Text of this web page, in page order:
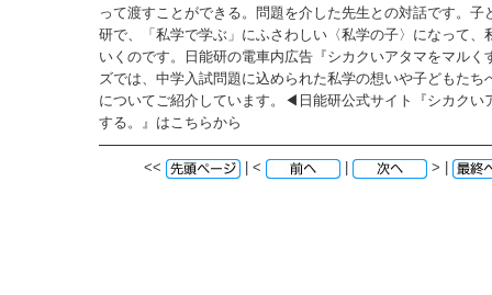
って渡すことができる。問題を介した先生との対話です。子
研で、「私学で学ぶ」にふさわしい〈私学の子〉になって、
いくのです。日能研の電車内広告『シカクいアタマをマルく
ズでは、中学入試問題に込められた私学の想いや子どもたち
についてご紹介しています。◀︎日能研公式サイト『シカクい
する。』はこちらから
<< | < | > |